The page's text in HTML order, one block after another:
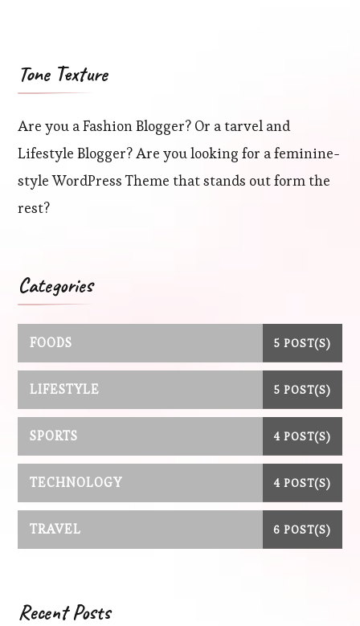
Tone Texture
Are you a Fashion Blogger? Or a tarvel and
Lifestyle Blogger? Are you looking for a feminine-
style WordPress Theme that stands out form the
rest?
Categories
FOODS 5 POST(S)
LIFESTYLE 5 POST(S)
SPORTS 4 POST(S)
TECHNOLOGY 4 POST(S)
TRAVEL 6 POST(S)
Recent Posts